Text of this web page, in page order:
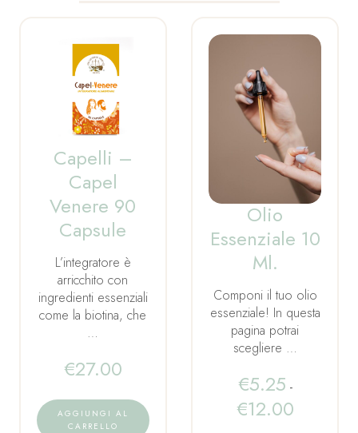
Capelli –
Capel
Venere 90
Capsule
L’integratore è
arricchito con
ingredienti essenziali
come la biotina, che
…
€27.00
AGGIUNGI AL
CARRELLO
Olio
Essenziale 10
Ml.
Componi il tuo olio
essenziale! In questa
pagina potrai
scegliere …
€5.25 -
€12.00